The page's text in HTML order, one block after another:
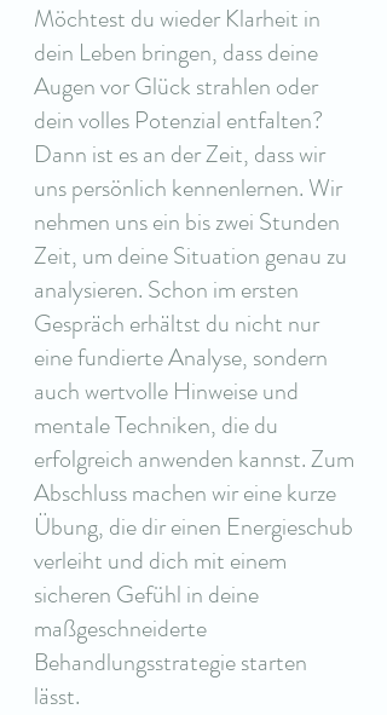
Möchtest du wieder Klarheit in
dein Leben bringen, dass deine
Augen vor Glück strahlen oder
dein volles Potenzial entfalten?
Dann ist es an der Zeit, dass wir
uns persönlich kennenlernen. Wir
nehmen uns ein bis zwei Stunden
Zeit, um deine Situation genau zu
analysieren. Schon im ersten
Gespräch erhältst du nicht nur
eine fundierte Analyse, sondern
auch wertvolle Hinweise und
mentale Techniken, die du
erfolgreich anwenden kannst. Zum
Abschluss machen wir eine kurze
Übung, die dir einen Energieschub
verleiht und dich mit einem
sicheren Gefühl in deine
maßgeschneiderte
Behandlungsstrategie starten
lässt.